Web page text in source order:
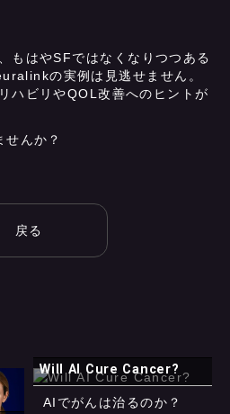
もはやSFではなくなりつつある
の実例は見逃せません。
ハビリやQOL改善へのヒントが
んか？
戻る
Will AI Cure Cancer?
AIでがんは治るのか？